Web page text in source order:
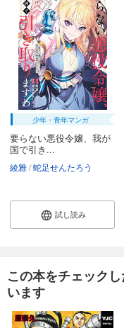
少年・青年マンガ
要らない悪役令嬢、我が
国で引き...
綾雅 蛇足せんたろう
試し読み
この本をチェック
います